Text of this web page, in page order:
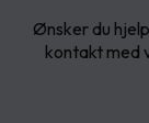
Ønsker du
kontakt med